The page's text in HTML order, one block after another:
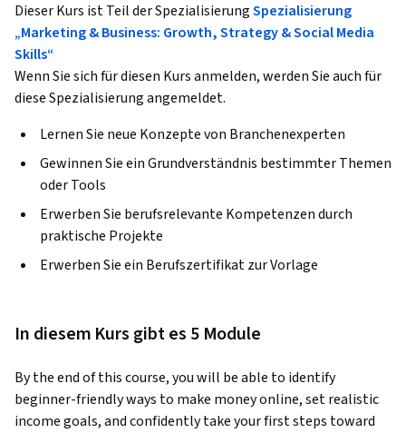
Dieser Kurs ist Teil der SpezialisierungSpezialisierung
„Marketing & Business: Growth, Strategy & Social Media
Skills“
Wenn Sie sich für diesen Kurs anmelden, werden Sie auch für
diese Spezialisierung angemeldet.
Lernen Sie neue Konzepte von Branchenexperten
Gewinnen Sie ein Grundverständnis bestimmter Themen
oder Tools
Erwerben Sie berufsrelevante Kompetenzen durch
praktische Projekte
Erwerben Sie ein Berufszertifikat zur Vorlage
In diesem Kurs gibt es 5 Module
By the end of this course, you will be able to identify
beginner-friendly ways to make money online, set realistic
income goals, and confidently take your first steps toward